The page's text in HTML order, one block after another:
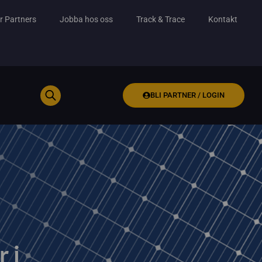
Partners Jobba hos oss Track & Trace Kontakt
BLI PARTNER / LOGIN
i